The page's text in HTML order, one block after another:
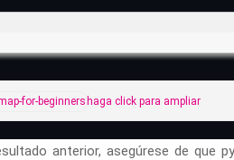
haga click para ampliar
anterior, asegúrese de que